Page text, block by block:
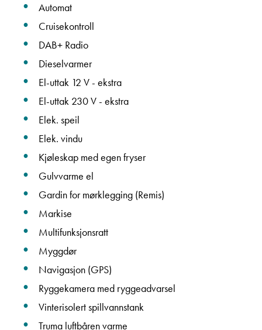
Automat
Cruisekontroll
DAB+ Radio
Dieselvarmer
El-uttak 12 V - ekstra
El-uttak 230 V - ekstra
Elek. speil
Elek. vindu
Kjøleskap med egen fryser
Gulvvarme el
Gardin for mørklegging (Remis)
Markise
Multifunksjonsratt
Myggdør
Navigasjon (GPS)
Ryggekamera med ryggeadvarsel
Vinterisolert spillvannstank
Truma luftbåren varme